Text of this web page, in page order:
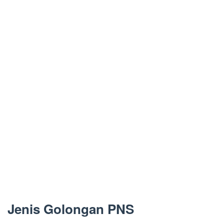
Jenis Golongan PNS